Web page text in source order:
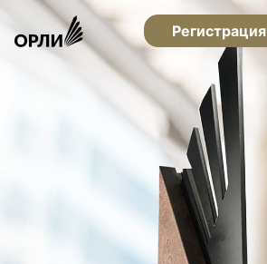
Регистрация